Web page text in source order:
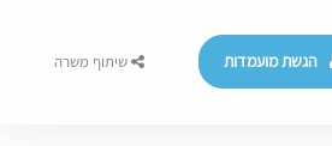
הגשת מועמדות שיתוף משרה